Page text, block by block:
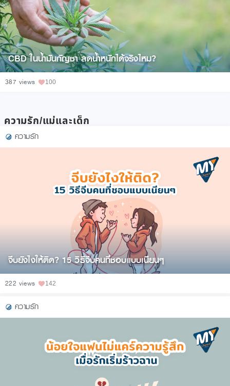
CBD ในน้ำมันกัญชา ลดน้ำหนักได้จริงไหม?
387 views 100
ความรัก/แม่และเด็ก
ความรัก
จีบยังไงให้ติด? 15 วิธีจีบคนที่ชอบแบบเนียนๆ
222 views 142
ความรัก